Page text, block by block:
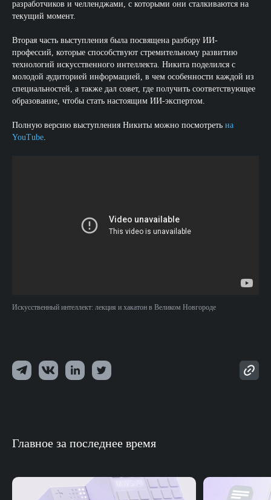
разработчиков и челленджами, с которыми они сталкиваются на
текущий момент.
Вторая часть выступления была посвящена разбору ИИ-
профессий, которые способствуют стремительному развитию
технологий искусственного интеллекта. Никита поделился с
молодой аудиторией информацией, в чем особенности каждой из
специальностей, а также дал совет, где получить соответствующее
образование, чтобы стать настоящим ИИ-экспертом.
Полную версию выступления Никиты можно посмотреть на
YouTube.
Искусственный интеллект: лекция и хакатон в Великом Новгороде
Главное за последнее время